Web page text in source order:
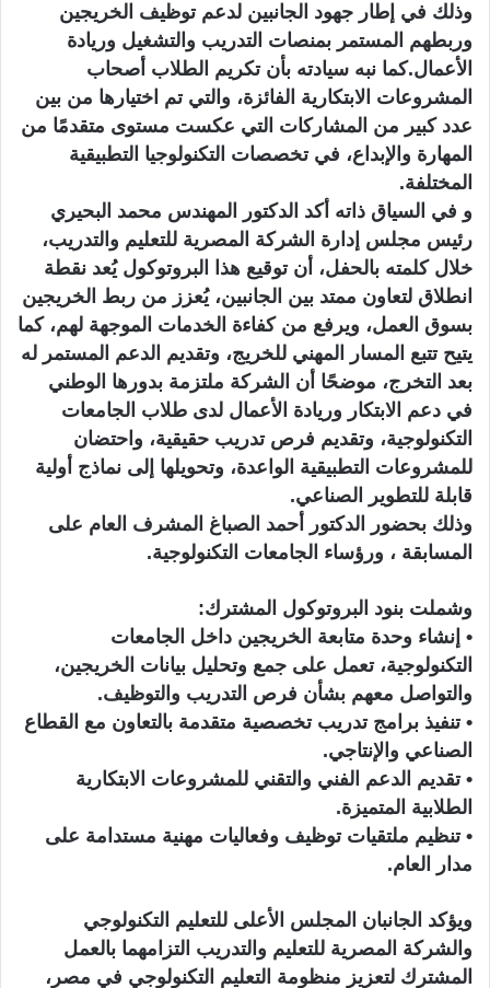
وذلك في إطار جهود الجانبين لدعم توظيف الخريجين
وربطهم المستمر بمنصات التدريب والتشغيل وريادة
الأعمال.كما نبه سيادته بأن تكريم الطلاب أصحاب
المشروعات الابتكارية الفائزة، والتي تم اختيارها من بين
عدد كبير من المشاركات التي عكست مستوى متقدمًا من
المهارة والإبداع، في تخصصات التكنولوجيا التطبيقية
المختلفة.
و في السياق ذاته أكد الدكتور المهندس محمد البحيري
رئيس مجلس إدارة الشركة المصرية للتعليم والتدريب،
خلال كلمته بالحفل، أن توقيع هذا البروتوكول يُعد نقطة
انطلاق لتعاون ممتد بين الجانبين، يُعزز من ربط الخريجين
بسوق العمل، ويرفع من كفاءة الخدمات الموجهة لهم، كما
يتيح تتبع المسار المهني للخريج، وتقديم الدعم المستمر له
بعد التخرج، موضحًا أن الشركة ملتزمة بدورها الوطني
في دعم الابتكار وريادة الأعمال لدى طلاب الجامعات
التكنولوجية، وتقديم فرص تدريب حقيقية، واحتضان
للمشروعات التطبيقية الواعدة، وتحويلها إلى نماذج أولية
قابلة للتطوير الصناعي.
وذلك بحضور الدكتور أحمد الصباغ المشرف العام على
المسابقة ، ورؤساء الجامعات التكنولوجية.
وشملت بنود البروتوكول المشترك:
• إنشاء وحدة متابعة الخريجين داخل الجامعات
التكنولوجية، تعمل على جمع وتحليل بيانات الخريجين،
والتواصل معهم بشأن فرص التدريب والتوظيف.
• تنفيذ برامج تدريب تخصصية متقدمة بالتعاون مع القطاع
الصناعي والإنتاجي.
• تقديم الدعم الفني والتقني للمشروعات الابتكارية
الطلابية المتميزة.
• تنظيم ملتقيات توظيف وفعاليات مهنية مستدامة على
مدار العام.
ويؤكد الجانبان المجلس الأعلى للتعليم التكنولوجي
والشركة المصرية للتعليم والتدريب التزامهما بالعمل
المشترك لتعزيز منظومة التعليم التكنولوجي في مصر،